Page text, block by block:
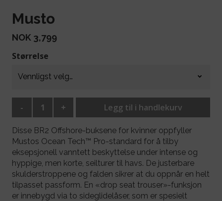
Musto
NOK 3,799
Størrelse
- + Legg til i handlekurv
Disse BR2 Offshore-buksene for kvinner oppfyller
Mustos Ocean Tech™ Pro-standard for å tilby
eksepsjonell vanntett beskyttelse under intense og
hyppige, men korte, seilturer til havs. De justerbare
skulderstroppene og falden sikrer at du oppnår en helt
tilpasset passform. En «drop seat trouser»-funksjon
er innebygd via to sideglidelåser, som er spesielt